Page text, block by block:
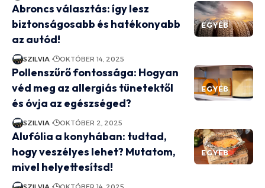
EGYÉB
Abroncs választás: így lesz
biztonságosabb és hatékonyabb
az autód!
SZILVIA OKTÓBER 14, 2025
EGYÉB
Pollenszűrő fontossága: Hogyan
véd meg az allergiás tünetektől
és óvja az egészséged?
SZILVIA OKTÓBER 2, 2025
EGYÉB
Alufólia a konyhában: tudtad,
hogy veszélyes lehet? Mutatom,
mivel helyettesítsd!